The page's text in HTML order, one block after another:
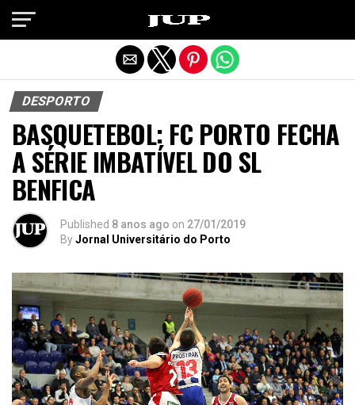
DESPORTO
BASQUETEBOL: FC PORTO FECHA
A SÉRIE IMBATÍVEL DO SL
BENFICA
Published 8 anos ago on 27/01/2019
ByJornal Universitário do Porto
Exit mobile version